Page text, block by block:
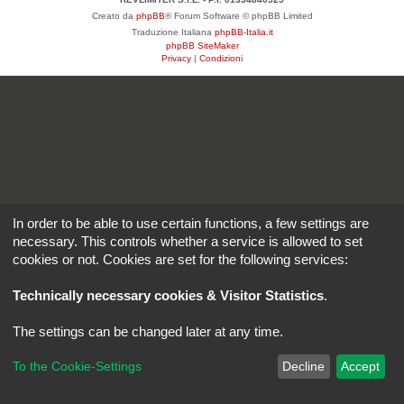
Creato da phpBB® Forum Software © phpBB Limited
Traduzione Italiana phpBB-Italia.it
phpBB SiteMaker
Privacy | Condizioni
In order to be able to use certain functions, a few settings are
necessary. This controls whether a service is allowed to set
cookies or not. Cookies are set for the following services:
Technically necessary cookies & Visitor Statistics.
The settings can be changed later at any time.
To the Cookie-Settings Decline Accept